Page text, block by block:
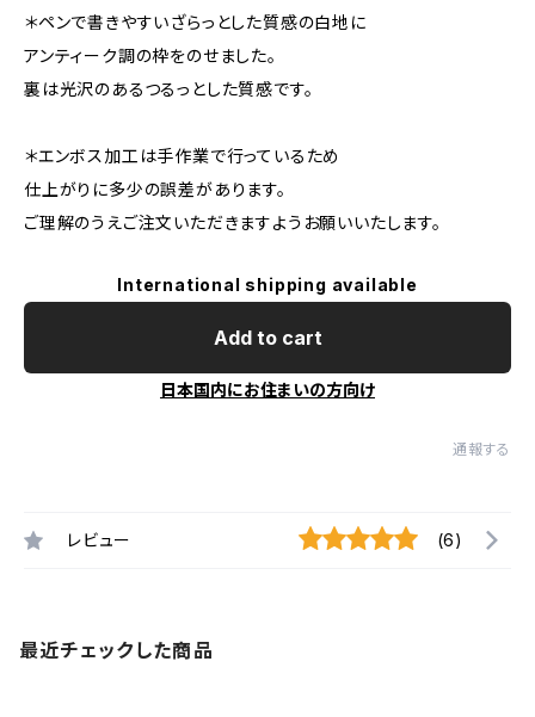
＊ペンで書きやすいざらっとした質感の白地に
アンティーク調の枠をのせました。
裏は光沢のあるつるっとした質感です。
＊エンボス加工は手作業で行っているため
仕上がりに多少の誤差があります。
ご理解のうえご注文いただきますようお願いいたします。
International shipping available
Add to cart
日本国内にお住まいの方向け
通報する
レビュー (6)
最近チェックした商品